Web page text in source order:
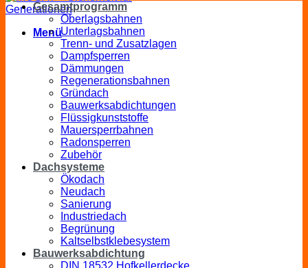
Menü
Gesamtprogramm
Oberlagsbahnen
Unterlagsbahnen
Trenn- und Zusatzlagen
Dampfsperren
Dämmungen
Regenerationsbahnen
Gründach
Bauwerksabdichtungen
Flüssigkunststoffe
Mauersperrbahnen
Radonsperren
Zubehör
Dachsysteme
Ökodach
Neudach
Sanierung
Industriedach
Begrünung
Kaltselbstklebesystem
Bauwerksabdichtung